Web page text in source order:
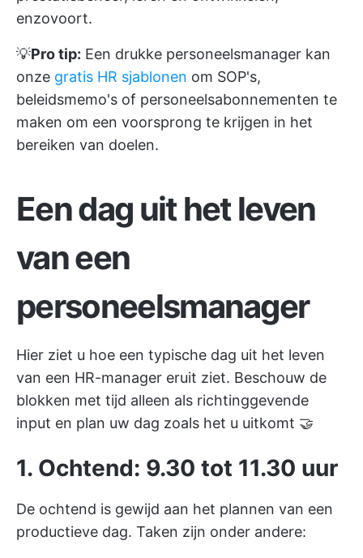
enzovoort.
💡Pro tip: Een drukke personeelsmanager kan
onze gratis HR sjablonen om SOP's,
beleidsmemo's of personeelsabonnementen te
maken om een voorsprong te krijgen in het
bereiken van doelen.
Een dag uit het leven
van een
personeelsmanager
Hier ziet u hoe een typische dag uit het leven
van een HR-manager eruit ziet. Beschouw de
blokken met tijd alleen als richtinggevende
input en plan uw dag zoals het u uitkomt 🤝
1. Ochtend: 9.30 tot 11.30 uur
De ochtend is gewijd aan het plannen van een
productieve dag. Taken zijn onder andere: